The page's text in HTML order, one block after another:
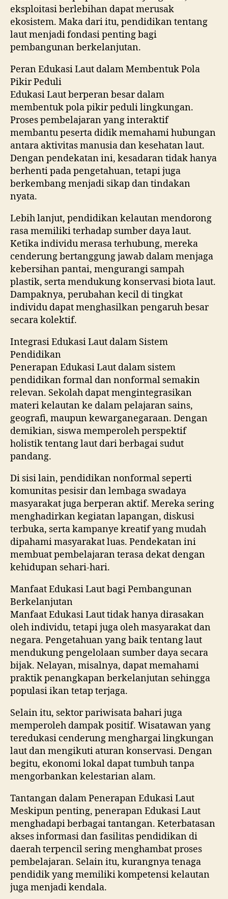
eksploitasi berlebihan dapat merusak
ekosistem. Maka dari itu, pendidikan tentang
laut menjadi fondasi penting bagi
pembangunan berkelanjutan.
Peran Edukasi Laut dalam Membentuk Pola
Pikir Peduli
Edukasi Laut berperan besar dalam
membentuk pola pikir peduli lingkungan.
Proses pembelajaran yang interaktif
membantu peserta didik memahami hubungan
antara aktivitas manusia dan kesehatan laut.
Dengan pendekatan ini, kesadaran tidak hanya
berhenti pada pengetahuan, tetapi juga
berkembang menjadi sikap dan tindakan
nyata.
Lebih lanjut, pendidikan kelautan mendorong
rasa memiliki terhadap sumber daya laut.
Ketika individu merasa terhubung, mereka
cenderung bertanggung jawab dalam menjaga
kebersihan pantai, mengurangi sampah
plastik, serta mendukung konservasi biota laut.
Dampaknya, perubahan kecil di tingkat
individu dapat menghasilkan pengaruh besar
secara kolektif.
Integrasi Edukasi Laut dalam Sistem
Pendidikan
Penerapan Edukasi Laut dalam sistem
pendidikan formal dan nonformal semakin
relevan. Sekolah dapat mengintegrasikan
materi kelautan ke dalam pelajaran sains,
geografi, maupun kewarganegaraan. Dengan
demikian, siswa memperoleh perspektif
holistik tentang laut dari berbagai sudut
pandang.
Di sisi lain, pendidikan nonformal seperti
komunitas pesisir dan lembaga swadaya
masyarakat juga berperan aktif. Mereka sering
menghadirkan kegiatan lapangan, diskusi
terbuka, serta kampanye kreatif yang mudah
dipahami masyarakat luas. Pendekatan ini
membuat pembelajaran terasa dekat dengan
kehidupan sehari-hari.
Manfaat Edukasi Laut bagi Pembangunan
Berkelanjutan
Manfaat Edukasi Laut tidak hanya dirasakan
oleh individu, tetapi juga oleh masyarakat dan
negara. Pengetahuan yang baik tentang laut
mendukung pengelolaan sumber daya secara
bijak. Nelayan, misalnya, dapat memahami
praktik penangkapan berkelanjutan sehingga
populasi ikan tetap terjaga.
Selain itu, sektor pariwisata bahari juga
memperoleh dampak positif. Wisatawan yang
teredukasi cenderung menghargai lingkungan
laut dan mengikuti aturan konservasi. Dengan
begitu, ekonomi lokal dapat tumbuh tanpa
mengorbankan kelestarian alam.
Tantangan dalam Penerapan Edukasi Laut
Meskipun penting, penerapan Edukasi Laut
menghadapi berbagai tantangan. Keterbatasan
akses informasi dan fasilitas pendidikan di
daerah terpencil sering menghambat proses
pembelajaran. Selain itu, kurangnya tenaga
pendidik yang memiliki kompetensi kelautan
juga menjadi kendala.